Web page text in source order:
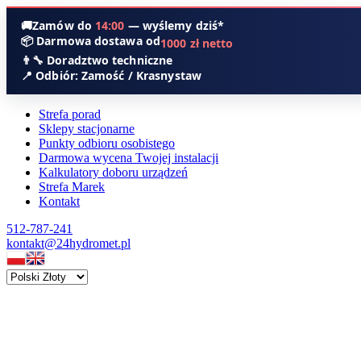
🚚Zamów do 14:00 — wyślemy dziś*
📦 Darmowa dostawa od1000 zł netto
👨‍🔧 Doradztwo techniczne
📍 Odbiór: Zamość / Krasnystaw
Strefa porad
Sklepy stacjonarne
Punkty odbioru osobistego
Darmowa wycena Twojej instalacji
Kalkulatory doboru urządzeń
Strefa Marek
Kontakt
512-787-241
kontakt@24hydromet.pl